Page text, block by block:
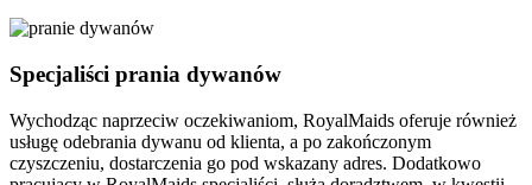
Specjaliści prania dywanów
Wychodząc naprzeciw oczekiwaniom, RoyalMaids oferuje również
usługę odebrania dywanu od klienta, a po zakończonym
czyszczeniu, dostarczenia go pod wskazany adres. Dodatkowo